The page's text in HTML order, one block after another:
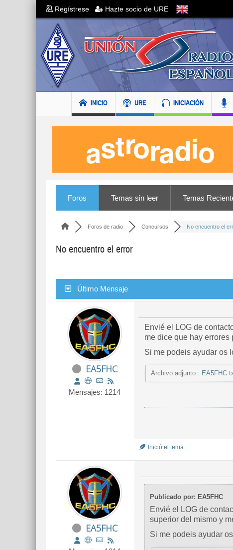
Regístrese Hazte socio de URE
INICIO URE INICIACIÓN
Foros Temas sin leer Temas
Foros de radio Concursos No encuentro el
No encuentro el error
Último Mensaje
EA5FHC
Mensajes: 1214
Envié el LOG de
me dice que hay errores
Si me podeis ayudar os
Archivo adjunto :
Inició el tema
EA5FHC
Publicado por: EA5FHC
Envié el LOG de
superior del mismo y
Si me podeis ayudar